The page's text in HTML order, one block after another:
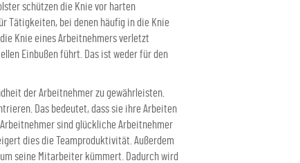
schützen die Knie vor harten
Tätigkeiten, bei denen häufig in die Knie
Knie eines Arbeitnehmers verletzt
Einbußen führt. Das ist weder für den
der Arbeitnehmer zu gewährleisten.
Das bedeutet, dass sie ihre Arbeiten
sind glückliche Arbeitnehmer
dies die Teamproduktivität. Außerdem
seine Mitarbeiter kümmert. Dadurch wird